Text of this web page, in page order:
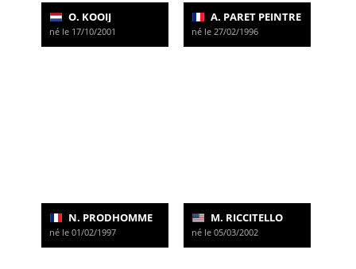
O. KOOIJ
né le 17/10/2001
A. PARET PEINTRE
né le 27/02/1996
N. PRODHOMME
né le 01/02/1997
M. RICCITELLO
né le 05/03/2002